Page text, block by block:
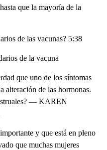
que la mayoría de la
de las vacunas? 5:38
de la vacuna
que uno de los síntomas
alteración de las hormonas.
— KAREN
y que está en pleno
que muchas mujeres